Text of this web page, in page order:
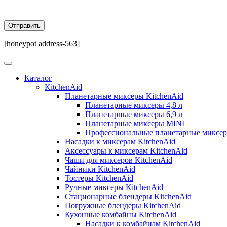
[honeypot address-563]
Каталог
KitchenAid
Планетарные миксеры KitchenAid
Планетарные миксеры 4,8 л
Планетарные миксеры 6,9 л
Планетарные миксеры MINI
Профессиональные планетарные
Насадки к миксерам KitchenAid
Аксессуары к миксерам KitchenAid
Чаши для миксеров KitchenAid
Чайники KitchenAid
Тостеры KitchenAid
Ручные миксеры KitchenAid
Стационарные блендеры KitchenAid
Погружные блендеры KitchenAid
Кухонные комбайны KitchenAid
Насадки к комбайнам KitchenAid